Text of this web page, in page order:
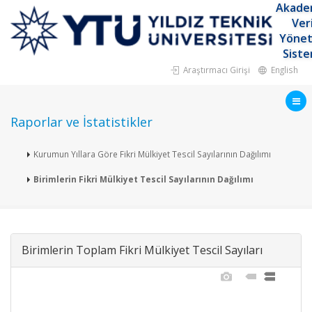
Araştırmacı Girişi English
Raporlar ve İstatistikler
Kurumun Yıllara Göre Fikri Mülkiyet Tescil Sayılarının Dağılımı
Birimlerin Fikri Mülkiyet Tescil Sayılarının Dağılımı
Birimlerin Toplam Fikri Mülkiyet Tescil Sayıları